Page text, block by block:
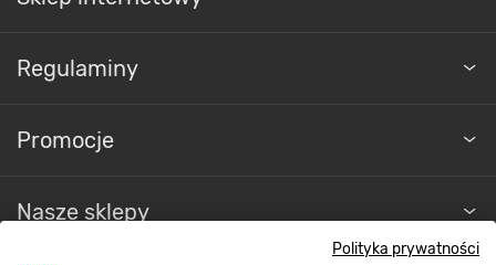
Polityka prywatności
Regulaminy
Promocje
Nasze sklepy